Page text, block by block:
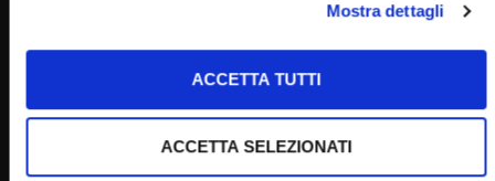
Mostra dettagli
ACCETTA TUTTI
ACCETTA SELEZIONATI
Beata Vergine Maria di Fatima (Un giorno, un Santo 13
STAFF
13/05/2022